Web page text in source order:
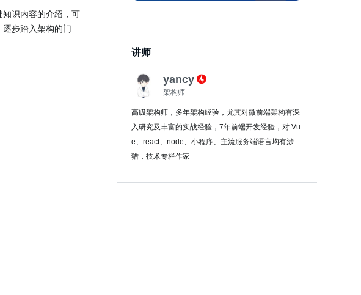
识内容的介绍，可
步踏入架构的门
讲师
yancy
架构师
高级架构师，多年架构经验，尤其对微前端架构有深
入研究及丰富的实战经验，7年前端开发经验，对 Vu
e、react、node、小程序、主流服务端语言均有涉
猎，技术专栏作家